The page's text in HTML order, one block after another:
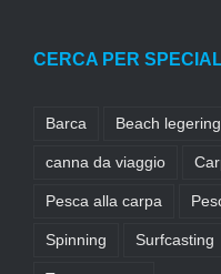
CERCA PER
Barca Beach legering
canna da viaggio
Pesca alla carpa
Spinning Surfcasting